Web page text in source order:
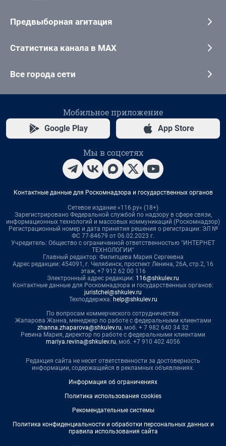
Предвыборная агитация
Статистика канала в MAX
Все города сети
Мобильное приложение
Google Play App Store
Мы в соцсетях
Контактные данные для Роскомнадзора и государственных органов
Сетевое издание «116.ру» (18+)
Зарегистрировано Федеральной службой по надзору в сфере связи,
информационных технологий и массовых коммуникаций (Роскомнадзор)
Регистрационный номер и дата принятия решения о регистрации: ЭЛ №
ФС 77-84679 от 06.02.2023 г.
Учредитель: Общество с ограниченной ответственностью "ИНТЕРНЕТ
ТЕХНОЛОГИИ"
Главный редактор: Филипцева Мария Сергеевна
Адрес редакции: 454091, г. Челябинск, проспект Ленина, 26А, стр.2, 16
этаж, +7 912 62 00 116
Электронный адрес редакции: 116@shkulev.ru
Контактные данные для Роскомнадзора и государственных органов:
juristchel@shkulev.ru
Техподдержка: help@shkulev.ru
По вопросам коммерческого сотрудничества:
Жапарова Жанна, менеджер по работе с федеральными клиентами
zhanna.zhaparova@shkulev.ru, моб. + 7 982 640 34 32
Ревина Мария, директор по работе с федеральными клиентами
mariya.revina@shkulev.ru, моб. +7 910 402 4056
Редакция сайта не несет ответственности за достоверность
информации, содержащейся в рекламных объявлениях.
Информация об ограничениях
Политика использования cookies
Рекомендательные системы
Политика конфиденциальности и обработки персональных данных и
правила использования сайта